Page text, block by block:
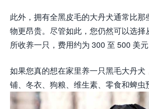
此外，拥有全黑皮毛的大丹犬通常比那
物更昂贵。尽管如此，您仍然可以选择
所收养一只，费用约为 300 至 500 美元
如果您真的想在家里养一只黑毛大丹犬
铺、冬衣、狗粮、维生素、零食和蜱虫